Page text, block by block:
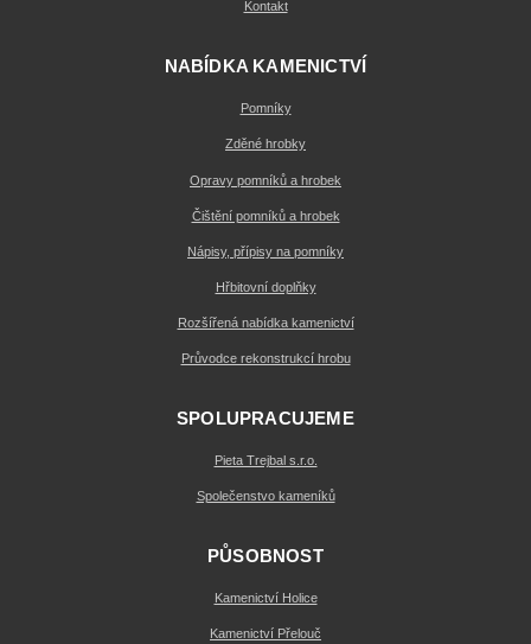
Kontakt
NABÍDKA KAMENICTVÍ
Pomníky
Zděné hrobky
Opravy pomníků a hrobek
Čištění pomníků a hrobek
Nápisy, přípisy na pomníky
Hřbitovní doplňky
Rozšířená nabídka kamenictví
Průvodce rekonstrukcí hrobu
SPOLUPRACUJEME
Pieta Trejbal s.r.o.
Společenstvo kameníků
PŮSOBNOST
Kamenictví Holice
Kamenictví Přelouč